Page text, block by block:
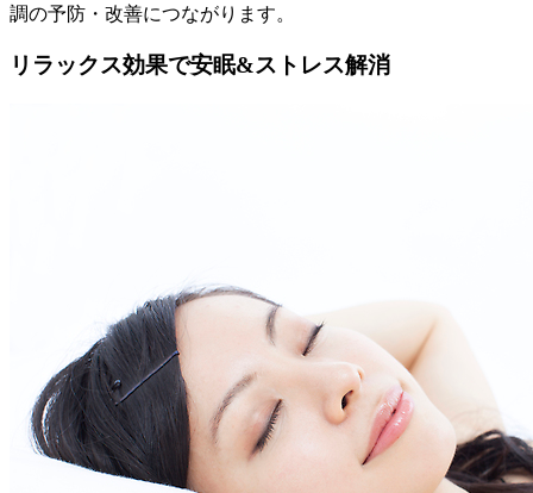
調の予防・改善につながります。
リラックス効果で安眠&ストレス解消